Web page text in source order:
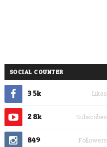
SOCIAL COUNTER
3.5k Likes
2.8k Subscribes
849 Followers